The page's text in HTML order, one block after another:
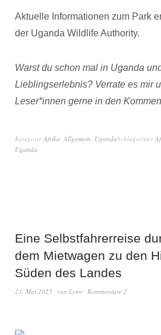
Aktuelle Informationen zum Park
der Uganda Wildlife Authority.
Warst du schon mal in Uganda
Lieblingserlebnis? Verrate es mir
Leser*innen gerne in den
Kategorie Afrika, Allgemein, UgandaSchlagwörter
Uganda
Eine Selbstfahrerreise
dem Mietwagen zu den
Süden des Landes
23. Mai 2025 von Lynn Kommentare 2